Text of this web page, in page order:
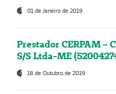
01 de Janeiro de 2019
Prestador CERPAM –
S/S Ltda-ME
18 de Outubro de 2019